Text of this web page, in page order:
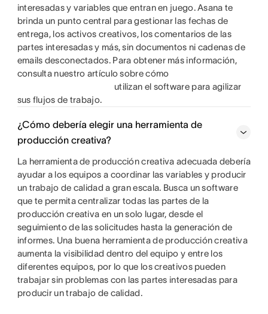
interesadas y variables que entran en juego. Asana te
brinda un punto central para gestionar las fechas de
entrega, los activos creativos, los comentarios de las
partes interesadas y más, sin documentos ni cadenas de
emails desconectados. Para obtener más información,
consulta nuestro artículo sobre cómo
utilizan el software para agilizar
sus flujos de trabajo.
¿Cómo debería elegir una herramienta de
producción creativa?
La herramienta de producción creativa adecuada debería
ayudar a los equipos a coordinar las variables y producir
un trabajo de calidad a gran escala. Busca un software
que te permita centralizar todas las partes de la
producción creativa en un solo lugar, desde el
seguimiento de las solicitudes hasta la generación de
informes. Una buena herramienta de producción creativa
aumenta la visibilidad dentro del equipo y entre los
diferentes equipos, por lo que los creativos pueden
trabajar sin problemas con las partes interesadas para
producir un trabajo de calidad.